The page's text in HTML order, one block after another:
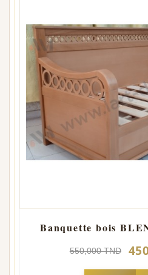
Banquette bois
550,000 TND